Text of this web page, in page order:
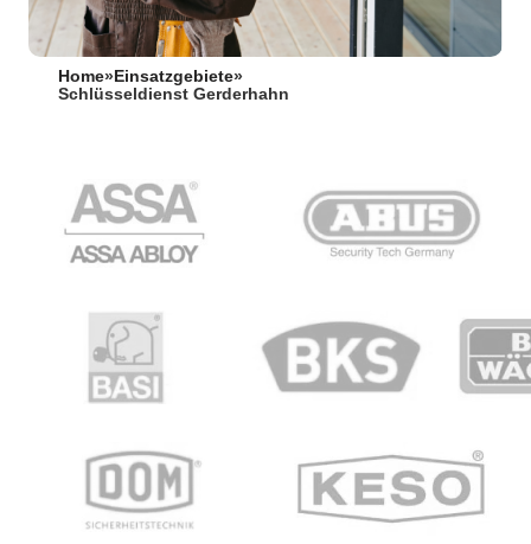
Home» Einsatzgebiete»
Schlüsseldienst Gerderhahn